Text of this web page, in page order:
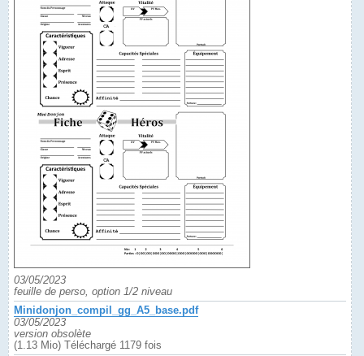
03/05/2023
feuille de perso, option 1/2 niveau
Minidonjon_compil_gg_A5_base.pdf
03/05/2023
version obsolète
(1.13 Mio) Téléchargé 1179 fois